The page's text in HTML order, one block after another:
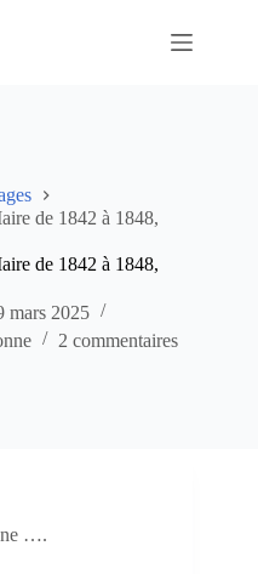
de 1842 à 1848,
de 1842 à 1848,
mars 2025
2 commentaires
….